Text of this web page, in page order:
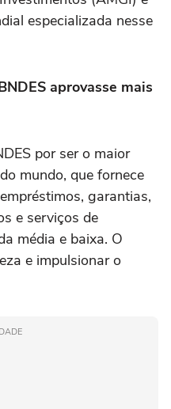
especializada nesse
aprovasse mais
por ser o maior
mundo, que fornece
garantias,
e serviços de
média e baixa. O
e impulsionar o